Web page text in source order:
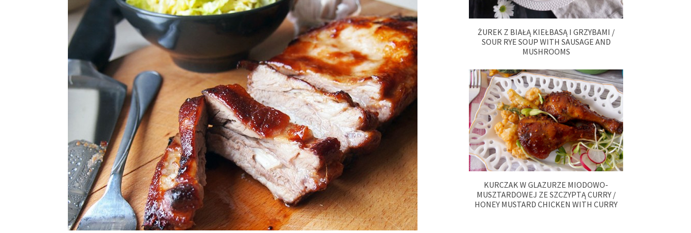
ŻUREK Z BIAŁĄ KIEŁBASĄ I GRZYBAMI /
SOUR RYE SOUP WITH SAUSAGE AND
MUSHROOMS
KURCZAK W GLAZURZE MIODOWO-
MUSZTARDOWEJ ZE SZCZYPTĄ CURRY /
HONEY MUSTARD CHICKEN WITH CURRY